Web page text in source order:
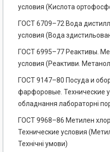
условия (Кислота
ГОСТ 6709–72 Вода
условия (Вода
ГОСТ 6995–77 Реактивы.
условия (Реактиви.
ГОСТ 9147–80 Посуда и
фарфоровые. Технические
обладнання лабораторні
ГОСТ 9968–86 Метилен
Технические условия
Технічні умови)